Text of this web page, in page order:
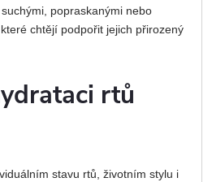
popraskanými nebo
chtějí podpořit jejich přirozený
rtů
stavu rtů, životním stylu i